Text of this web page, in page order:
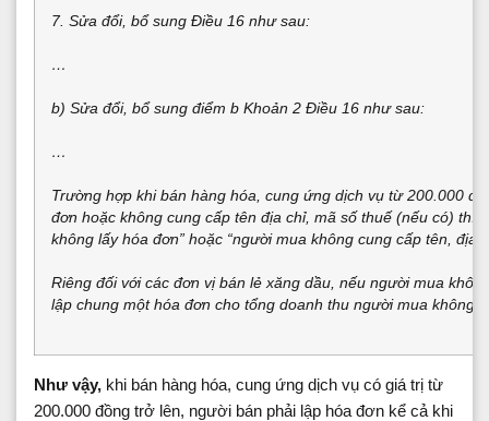
7. Sửa đổi, bổ sung Điều 16 như sau:
…
b) Sửa đổi, bổ sung điểm b Khoản 2 Điều 16 như sau:
…
Trường hợp khi bán hàng hóa, cung ứng dịch vụ từ 200.000
đơn hoặc không cung cấp tên địa chỉ, mã số thuế (nếu có) thì
không lấy hóa đơn” hoặc “người mua không cung cấp tên, địa
Riêng đối với các đơn vị bán lẻ xăng dầu, nếu người mua
lập chung một hóa đơn cho tổng doanh thu người mua không
Như vậy, khi bán hàng hóa, cung ứng dịch vụ có giá trị từ
200.000 đồng trở lên, người bán phải lập hóa đơn kể cả khi